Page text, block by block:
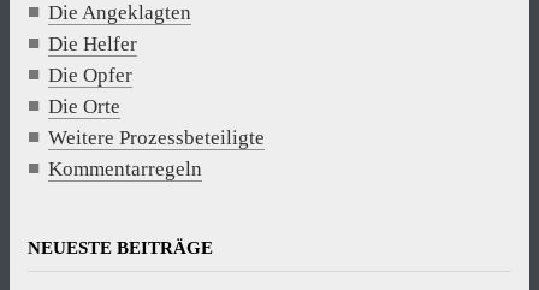
Die Angeklagten
Die Helfer
Die Opfer
Die Orte
Weitere Prozessbeteiligte
Kommentarregeln
NEUESTE BEITRÄGE